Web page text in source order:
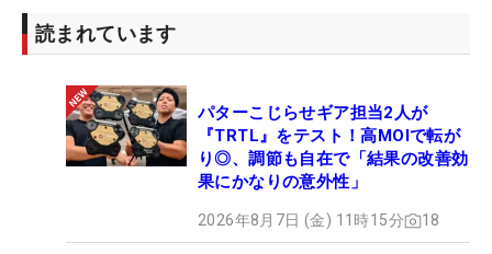
読まれています
パターこじらせギア担当2人が
『TRTL』をテスト！高MOIで転が
り◎、調節も自在で「結果の改善効
果にかなりの意外性」
2026年8月7日 (金) 11時15分 18